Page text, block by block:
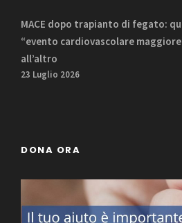
MACE dopo trapianto di fegato:
“evento cardiovascolare
all’altro
23 Luglio 2026
DONA ORA